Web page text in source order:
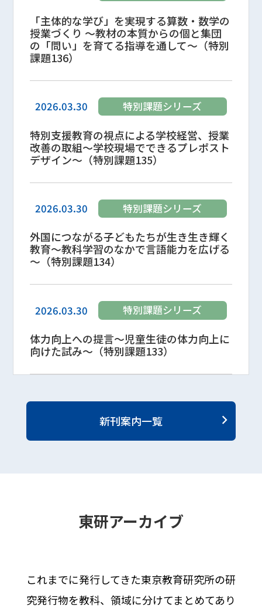
「主体的な学び」を実現する算数・数学の
授業づくり ～教材の本質からの個と集団
の「問い」を育てる指導を通して～（特別
課題136）
2026.03.30 特別課題シリーズ
特別支援教育の視点による学校経営、授業
改善の取組～学校現場でできるプレポスト
デザイン～（特別課題135）
2026.03.30 特別課題シリーズ
外国につながる子どもたちが生き生き輝く
教育～教科学習のなかで言語能力を広げる
～（特別課題134）
2026.03.30 特別課題シリーズ
体力向上への提言～児童生徒の体力向上に
向けた試み～（特別課題133）
新刊案内一覧
東研アーカイブ
これまでに発行してきた東京教育研究所の研
究発行物を教科、領域に分けてまとめてあり